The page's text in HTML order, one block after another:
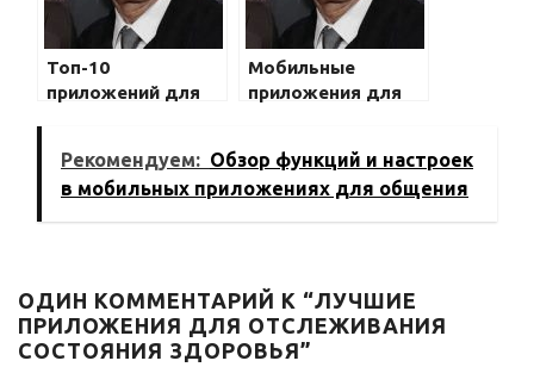
Топ-10
приложений для
мобильном
телефоне
Мобильные
приложения для
нагрузок
Рекомендуем: Обзор функций и настроек
в мобильных приложениях для общения
ОДИН КОММЕНТАРИЙ К “ЛУЧШИЕ
ПРИЛОЖЕНИЯ ДЛЯ ОТСЛЕЖИВАНИЯ
СОСТОЯНИЯ ЗДОРОВЬЯ”